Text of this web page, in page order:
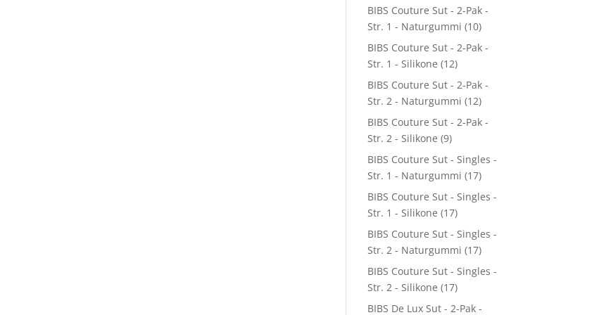
BIBS Couture Sut - 2-Pak -
Str. 1 - Naturgummi (10)
BIBS Couture Sut - 2-Pak -
Str. 1 - Silikone (12)
BIBS Couture Sut - 2-Pak -
Str. 2 - Naturgummi (12)
BIBS Couture Sut - 2-Pak -
Str. 2 - Silikone (9)
BIBS Couture Sut - Singles -
Str. 1 - Naturgummi (17)
BIBS Couture Sut - Singles -
Str. 1 - Silikone (17)
BIBS Couture Sut - Singles -
Str. 2 - Naturgummi (17)
BIBS Couture Sut - Singles -
Str. 2 - Silikone (17)
BIBS De Lux Sut - 2-Pak -